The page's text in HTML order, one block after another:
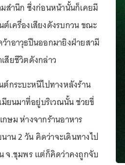
มสำนึก ซึ่งก่อนหน้านั้นก็เคยมี
เครื่องเสียงดังรบกวน ขณะ
าอาวุธปืนออกมายิงฝ่ายสามี
สียชีวิตดังกล่าว
กระบะหนีไปทางหลังร้าน
มียนมาที่อยู่บริเวณนั้น ช่วยขี่
ษม ห่างจากร้านอาหาร
น 2 วัน คิดว่าจะเดินทางไป
จ.ชุมพร แต่ก็คิดว่าคงถูกจับ